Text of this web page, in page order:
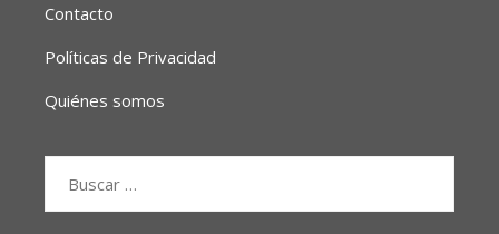
Contacto
Políticas de Privacidad
Quiénes somos